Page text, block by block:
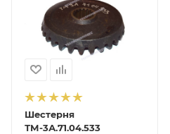
Шестерня
ТМ-3А.71.04.533